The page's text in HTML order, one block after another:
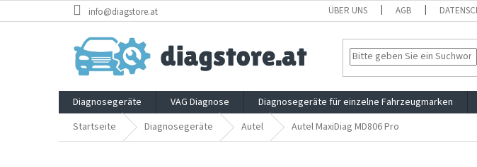
Inhalt
info@diagstore.at ÜBER UNS AGB
Diagnosegeräte VAG Diagnose Diagnosegeräte für einzelne Fahrzeugmarken
Startseite
Diagnosegeräte Autel Autel MaxiDiag MD806 Pro